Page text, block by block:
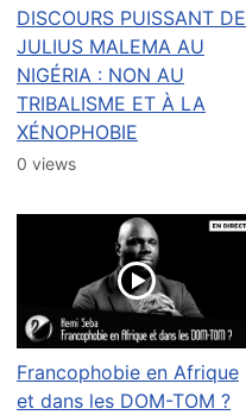
DISCOURS PUISSANT DE
JULIUS MALEMA AU
NIGÉRIA : NON AU
TRIBALISME ET À LA
XÉNOPHOBIE
0 views
Francophobie en Afrique
et dans les DOM-TOM ?